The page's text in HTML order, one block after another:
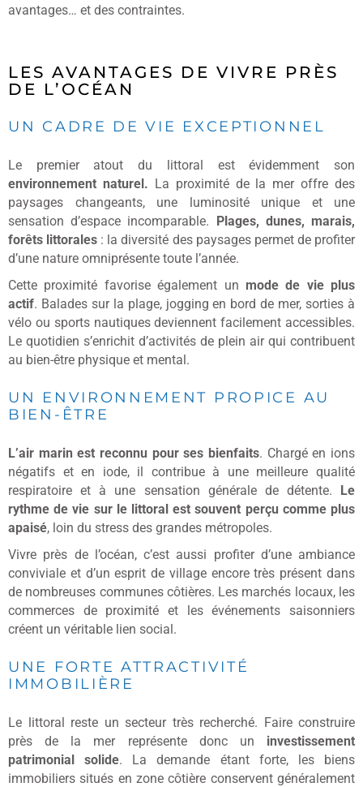
avantages… et des contraintes.
LES AVANTAGES DE VIVRE PRÈS
DE L’OCÉAN
UN CADRE DE VIE EXCEPTIONNEL
Le premier atout du littoral est évidemment son
environnement naturel. La proximité de la mer offre des
paysages changeants, une luminosité unique et une
sensation d’espace incomparable. Plages, dunes, marais,
forêts littorales : la diversité des paysages permet de profiter
d’une nature omniprésente toute l’année.
Cette proximité favorise également un mode de vie plus
actif. Balades sur la plage, jogging en bord de mer, sorties à
vélo ou sports nautiques deviennent facilement accessibles.
Le quotidien s’enrichit d’activités de plein air qui contribuent
au bien-être physique et mental.
UN ENVIRONNEMENT PROPICE AU
BIEN-ÊTRE
L’air marin est reconnu pour ses bienfaits. Chargé en ions
négatifs et en iode, il contribue à une meilleure qualité
respiratoire et à une sensation générale de détente. Le
rythme de vie sur le littoral est souvent perçu comme plus
apaisé, loin du stress des grandes métropoles.
Vivre près de l’océan, c’est aussi profiter d’une ambiance
conviviale et d’un esprit de village encore très présent dans
de nombreuses communes côtières. Les marchés locaux, les
commerces de proximité et les événements saisonniers
créent un véritable lien social.
UNE FORTE ATTRACTIVITÉ
IMMOBILIÈRE
Le littoral reste un secteur très recherché. Faire construire
près de la mer représente donc un investissement
patrimonial solide. La demande étant forte, les biens
immobiliers situés en zone côtière conservent généralement